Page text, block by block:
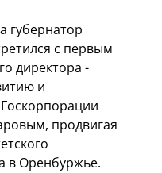
губернатор
с первым
директора -
и
продвигая
в Оренбуржье.